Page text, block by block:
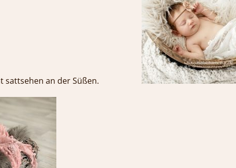
sattsehen an der Süßen.